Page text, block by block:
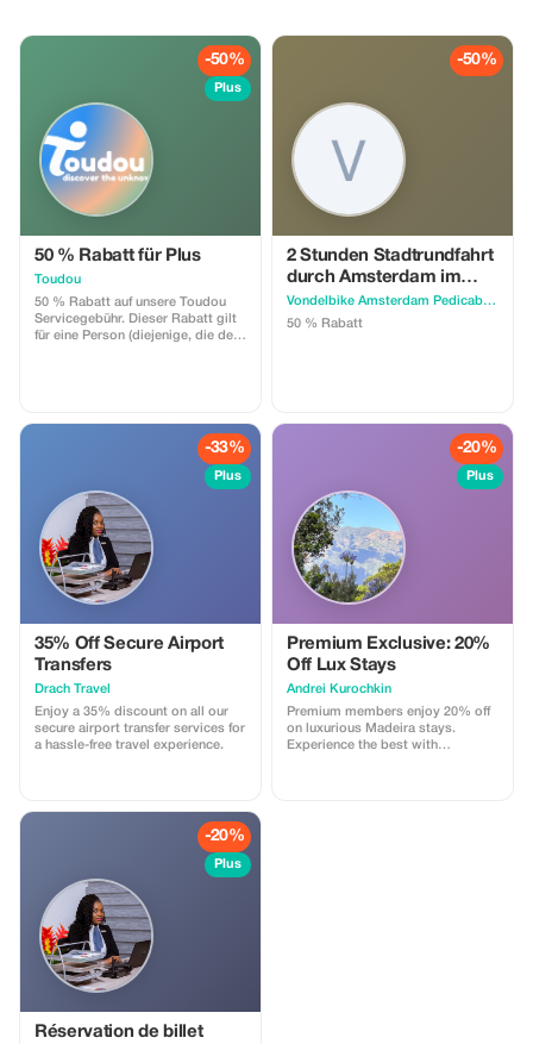
-50%
Plus
50 % Rabatt für Plus
Toudou
50 % Rabatt auf unsere Toudou
Servicegebühr. Dieser Rabatt gilt
für eine Person (diejenige, die den
-50%
2 Stunden Stadtrundfahrt
durch Amsterdam im
Rikscha "Pedicab Ams"Vondelbike Amsterdam Pedicab Rickshaw Citytour
50 % Rabatt
-33%
Plus
35% Off Secure Airport
Transfers
Drach Travel
Enjoy a 35% discount on all our
secure airport transfer services for
a hassle-free travel experience.
-20%
Plus
Premium Exclusive: 20%
Off Lux Stays
Аndrei Kurochkin
Premium members enjoy 20% off
on luxurious Madeira stays.
Experience the best with
-20%
Plus
Réservation de billet